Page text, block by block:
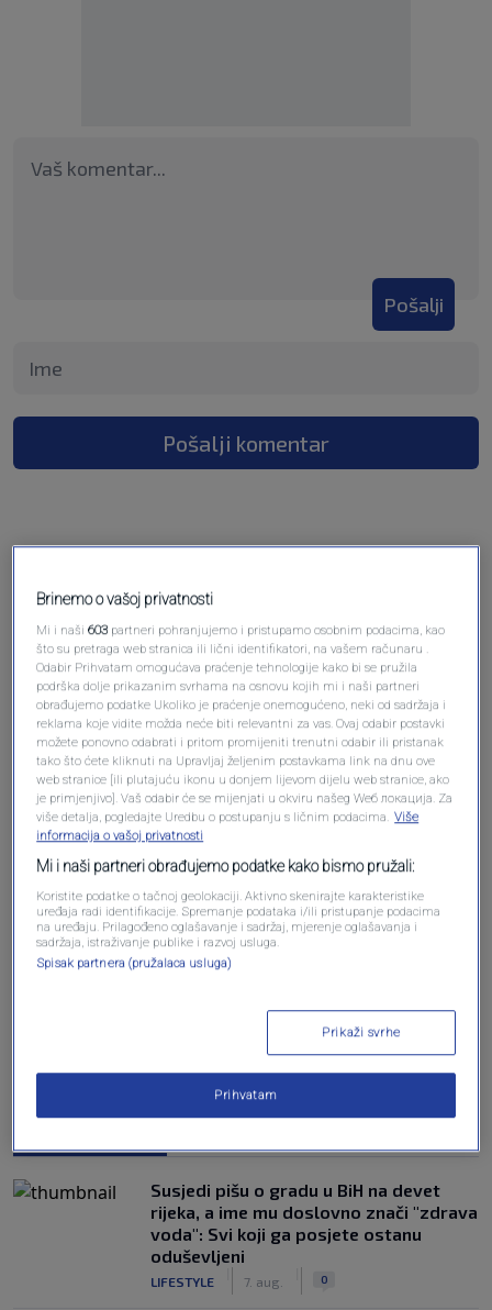
Pošalji
Pošalji komentar
Oglas
Oglas
Susjedi pišu o gradu u BiH na devet
rijeka, a ime mu doslovno znači "zdrava
voda": Svi koji ga posjete ostanu
oduševljeni
LIFESTYLE 7. aug. 0
Brinemo o vašoj privatnosti
Mi i naši603 partneri pohranjujemo i pristupamo osobnim podacima, kao
što su pretraga web stranica ili lični identifikatori, na vašem računaru .
Odabir Prihvatam omogućava praćenje tehnologije kako bi se pružila
podrška dolje prikazanim svrhama na osnovu kojih mi i naši partneri
obrađujemo podatke Ukoliko je praćenje onemogućeno, neki od sadržaja i
reklama koje vidite možda neće biti relevantni za vas. Ovaj odabir postavki
možete ponovno odabrati i pritom promijeniti trenutni odabir ili pristanak
tako što ćete kliknuti na Upravljaj željenim postavkama link na dnu ove
web stranice [ili plutajuću ikonu u donjem lijevom dijelu web stranice, ako
je primjenjivo]. Vaš odabir će se mijenjati u okviru našeg Wеб локација. Za
više detalja, pogledajte Uredbu o postupanju s ličnim podacima. Više
informacija o vašoj privatnosti
Mi i naši partneri obrađujemo podatke kako bismo pružali:
Koristite podatke o tačnoj geolokaciji. Aktivno skenirajte karakteristike
uređaja radi identifikacije. Spremanje podataka i/ili pristupanje podacima
na uređaju. Prilagođeno oglašavanje i sadržaj, mjerenje oglašavanja i
sadržaja, istraživanje publike i razvoj usluga.
Spisak partnera (pružalaca usluga)
Prikaži svrhe
Prihvatam